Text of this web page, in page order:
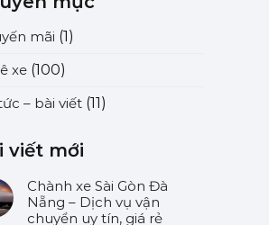
mãi (1)
xe (100)
– bài viết (11)
viết mới
Chành xe Sài Gòn Đà
Nẵng – Dịch vụ vận
chuyển uy tín, giá rẻ